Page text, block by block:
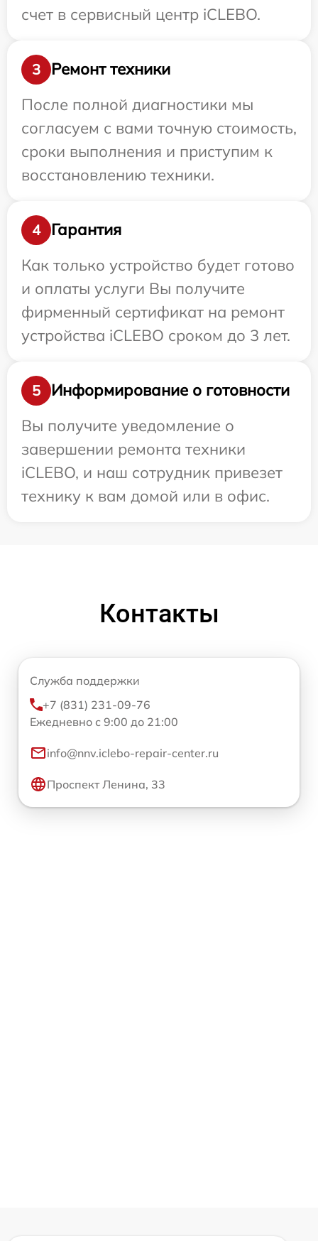
счет в сервисный центр iCLEBO.
3
Ремонт техники
После полной диагностики мы
согласуем с вами точную стоимость,
сроки выполнения и приступим к
восстановлению техники.
4
Гарантия
Как только устройство будет готово
и оплаты услуги Вы получите
фирменный сертификат на ремонт
устройства iCLEBO сроком до 3 лет.
5
Информирование о готовности
Вы получите уведомление о
завершении ремонта техники
iCLEBO, и наш сотрудник привезет
технику к вам домой или в офис.
Контакты
Служба поддержки
+7 (831) 231-09-76
Ежедневно с 9:00 до 21:00
info@nnv.iclebo-repair-center.ru
Проспект Ленина, 33